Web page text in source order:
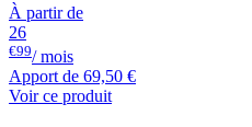
À partir de
26
€99/ mois
Apport de 69,50 €
Voir ce produit